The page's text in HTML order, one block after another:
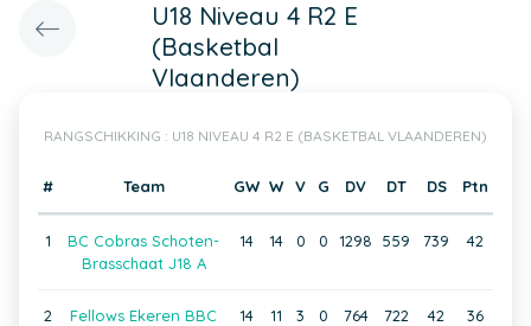
U18 Niveau 4 R2 E
(Basketbal
Vlaanderen)
RANGSCHIKKING : U18 NIVEAU 4 R2 E (BASKETBAL VLAANDEREN)
# Team GW W V G DV DT DS Ptn
1
BC Cobras Schoten-
Brasschaat J18 A
14 14 0 0 1298 559 739 42
2
Fellows Ekeren BBC
14 11 3 0 764 722 42 36